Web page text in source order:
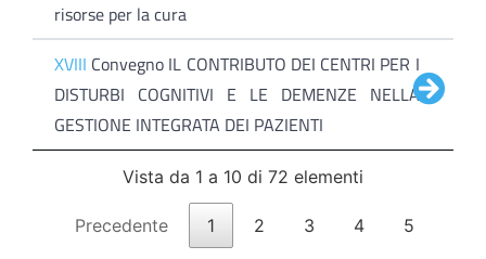
risorse per la cura
XVIII Convegno IL CONTRIBUTO DEI CENTRI PER I
DISTURBI COGNITIVI E LE DEMENZE NELLA
GESTIONE INTEGRATA DEI PAZIENTI
Vista da 1 a 10 di 72 elementi
Precedente 1 2 3 4 5